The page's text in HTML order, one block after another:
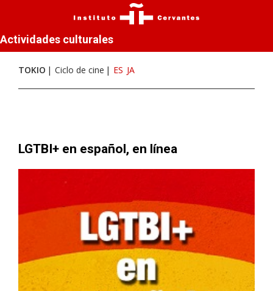
Actividades culturales
TOKIO Ciclo de cine ES JA
LGTBI+ en español, en línea